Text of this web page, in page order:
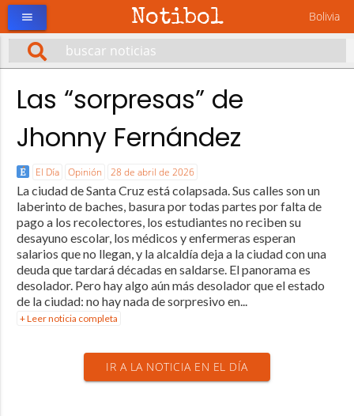
Notibol Bolivia
menu
Las “sorpresas” de
Jhonny Fernández
El Día Opinión 28 de abril de 2026
La ciudad de Santa Cruz está colapsada. Sus calles son un
laberinto de baches, basura por todas partes por falta de
pago a los recolectores, los estudiantes no reciben su
desayuno escolar, los médicos y enfermeras esperan
salarios que no llegan, y la alcaldía deja a la ciudad con una
deuda que tardará décadas en saldarse. El panorama es
desolador. Pero hay algo aún más desolador que el estado
de la ciudad: no hay nada de sorpresivo en...
+ Leer noticia completa
IR A LA NOTICIA EN EL DÍA